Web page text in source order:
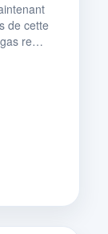
de cette
re…